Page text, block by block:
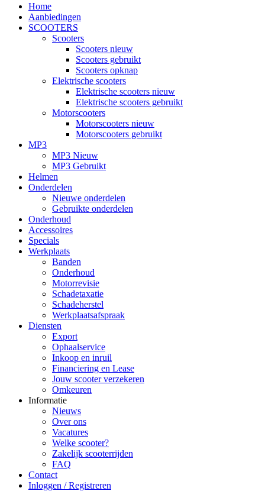
Home
Aanbiedingen
SCOOTERS
Scooters
Scooters nieuw
Scooters gebruikt
Scooters opknap
Elektrische scooters
Elektrische scooters nieuw
Elektrische scooters gebruikt
Motorscooters
Motorscooters nieuw
Motorscooters gebruikt
MP3
MP3 Nieuw
MP3 Gebruikt
Helmen
Onderdelen
Nieuwe onderdelen
Gebruikte onderdelen
Onderhoud
Accessoires
Specials
Werkplaats
Banden
Onderhoud
Motorrevisie
Schadetaxatie
Schadeherstel
Werkplaatsafspraak
Diensten
Export
Ophaalservice
Inkoop en inruil
Financiering en Lease
Jouw scooter verzekeren
Omkeuren
Informatie
Nieuws
Over ons
Vacatures
Welke scooter?
Zakelijk scooterrijden
FAQ
Contact
Inloggen / Registreren